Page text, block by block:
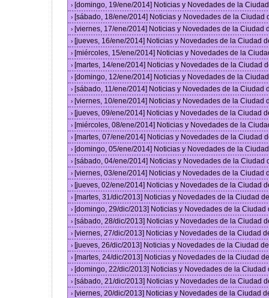
› [domingo, 19/ene/2014] Noticias y Novedades de la
› [sábado, 18/ene/2014] Noticias y Novedades de la Ciudad
› [viernes, 17/ene/2014] Noticias y Novedades de la Ciudad
› [jueves, 16/ene/2014] Noticias y Novedades de la Ciudad
› [miércoles, 15/ene/2014] Noticias y Novedades de la
› [martes, 14/ene/2014] Noticias y Novedades de la Ciudad
› [domingo, 12/ene/2014] Noticias y Novedades de la
› [sábado, 11/ene/2014] Noticias y Novedades de la Ciudad
› [viernes, 10/ene/2014] Noticias y Novedades de la Ciudad
› [jueves, 09/ene/2014] Noticias y Novedades de la Ciudad
› [miércoles, 08/ene/2014] Noticias y Novedades de la
› [martes, 07/ene/2014] Noticias y Novedades de la Ciudad
› [domingo, 05/ene/2014] Noticias y Novedades de la
› [sábado, 04/ene/2014] Noticias y Novedades de la Ciudad
› [viernes, 03/ene/2014] Noticias y Novedades de la Ciudad
› [jueves, 02/ene/2014] Noticias y Novedades de la Ciudad
› [martes, 31/dic/2013] Noticias y Novedades de la Ciudad
› [domingo, 29/dic/2013] Noticias y Novedades de la
› [sábado, 28/dic/2013] Noticias y Novedades de la Ciudad
› [viernes, 27/dic/2013] Noticias y Novedades de la Ciudad
› [jueves, 26/dic/2013] Noticias y Novedades de la Ciudad
› [martes, 24/dic/2013] Noticias y Novedades de la Ciudad
› [domingo, 22/dic/2013] Noticias y Novedades de la
› [sábado, 21/dic/2013] Noticias y Novedades de la Ciudad
› [viernes, 20/dic/2013] Noticias y Novedades de la Ciudad